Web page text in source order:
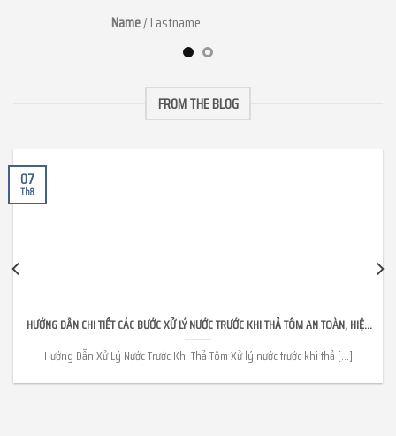
Name/Lastname
FROM THE BLOG
HƯỚNG DẪN CHI TIẾT CÁC BƯỚC XỬ LÝ NƯỚC TRƯỚC KHI THẢ TÔM AN TOÀN, HIỆU
QUẢ CAO
Hướng Dẫn Xử Lý Nước Trước Khi Thả Tôm Xử lý nước trước khi thả [...]
07
Th8